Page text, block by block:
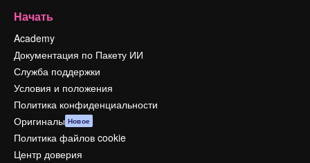
Начать
Academy
Документация по Пакету ИИ
Служба поддержки
Условия и положения
Политика конфиденциальности
Оригиналы Новое
Политика файлов cookie
Центр доверия